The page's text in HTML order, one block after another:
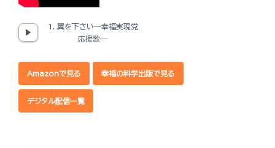
1. 翼を下さい―幸福実現党
応援歌―
くために、勇気と希望を携えた
一曲です。
◆収録内容
Amazonで見る 幸福の科学出版で見る
デジタル配信一覧